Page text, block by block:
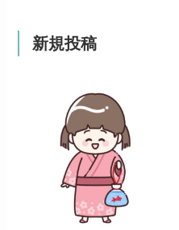
新規投稿